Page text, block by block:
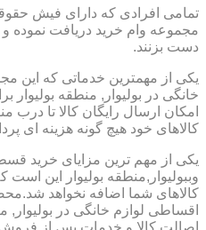
تمامی افرادی که دارای فیش
مجموعه وام خرید دریافت نموده
دست بزنند.
یکی از مهمترین خدماتی که این
خانگی در بولیوار, منطقه بولیوار
امکان ارسال رایگان کالا تا
کالاهای خود هیچ گونه هزینه ای
یکی از مهم ترین مزایای خرید
وببولیوار,منطقه بولیوار این
کالاهای شما اضافه نخواهد
اقساطی لوازم خانگی در بولیوار,